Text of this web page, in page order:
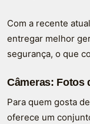
Com a recente
entregar melhor
segurança, o que
Câmeras: Fotos
Para quem gosta
oferece um